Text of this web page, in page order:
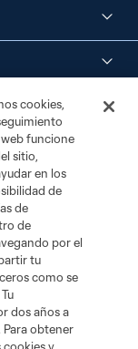
cookies,
funcione
sitio,
en los
de
de
de
por el
tu
como se
dos años a
obtener